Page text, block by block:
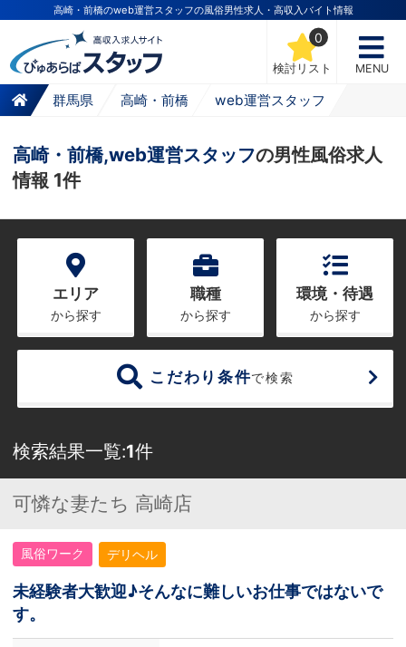
高崎・前橋のweb運営スタッフの風俗男性求人・高収入バイト情報
検討リスト
0
MENU
群馬県 高崎・前橋 web運営スタッフ
高崎・前橋,web運営スタッフの男性風俗求人
情報 1件
エリア
から探す
職種
から探す
環境・待遇
から探す
こだわり条件で検索
検索結果一覧:1件
可憐な妻たち 高崎店
風俗ワーク デリヘル
未経験者大歓迎♪そんなに難しいお仕事ではないで
す。